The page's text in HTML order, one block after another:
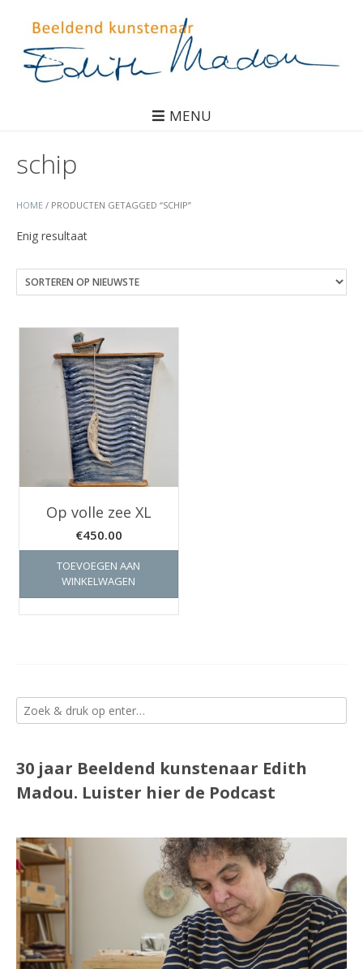
MENU
HOME / PRODUCTEN GETAGGED “SCHIP”
schip
Enig resultaat
Op volle zee XL
€450.00
TOEVOEGEN AAN
WINKELWAGEN
30 jaar Beeldend kunstenaar Edith
Madou. Luister hier de Podcast